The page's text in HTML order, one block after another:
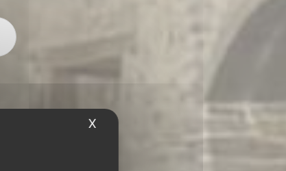
X Masquer le bandeau des cookies